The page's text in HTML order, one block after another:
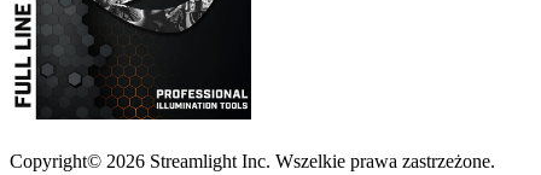
Copyright© 2026 Streamlight Inc. Wszelkie prawa zastrzeżone.